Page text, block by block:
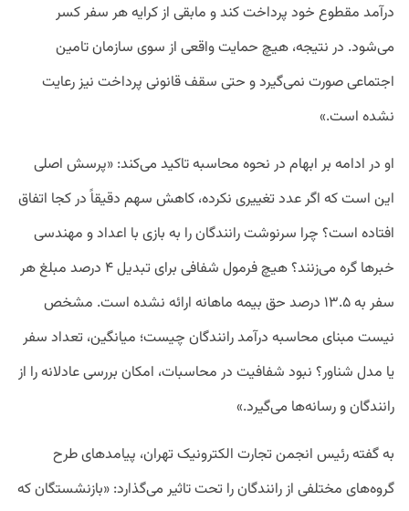
درآمد مقطوع خود پرداخت کند و مابقی از کرایه هر سفر کسر
می‌شود. در نتیجه، هیچ حمایت واقعی از سوی سازمان تامین
اجتماعی صورت نمی‌گیرد و حتی سقف قانونی پرداخت نیز رعایت
نشده است.»
او در ادامه بر ابهام در نحوه محاسبه تاکید می‌کند: «پرسش اصلی
این است که اگر عدد تغییری نکرده، کاهش سهم دقیقاً در کجا اتفاق
افتاده است؟ چرا سرنوشت رانندگان را به بازی با اعداد و مهندسی
خبرها گره می‌زنند؟ هیچ فرمول شفافی برای تبدیل ۴ درصد مبلغ هر
سفر به ۱۳.۵ درصد حق بیمه ماهانه ارائه نشده است. مشخص
نیست مبنای محاسبه درآمد رانندگان چیست؛ میانگین، تعداد سفر
یا مدل شناور؟ نبود شفافیت در محاسبات، امکان بررسی عادلانه را از
رانندگان و رسانه‌ها می‌گیرد.»
به گفته رئیس انجمن تجارت الکترونیک تهران، پیامدهای طرح
گروه‌های مختلفی از رانندگان را تحت تاثیر می‌گذارد: «بازنشستگان که